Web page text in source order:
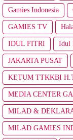
Gamies Indonesia
GAMIES TV
IDUL FITRI Idul
JAKARTA PUSAT
KETUM TTKKBI
MEDIA CENTER
MILAD &
MILAD GAMIES